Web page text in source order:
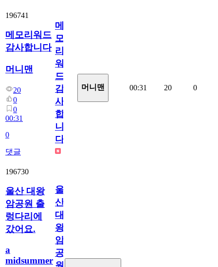
196741
메모리워드
감사합니다
머니맨
20
0
0
00:31
0
댓글
메
모
리
워
드
감
사
합
니
다
머니맨 00:31 20 0
196730
울산 대왕
암공원 출
렁다리에
갔어요.
a
midsummer
울
산
대
왕
암
공